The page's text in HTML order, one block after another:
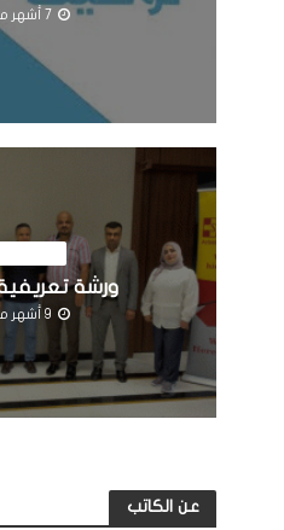
7 أشهر مضى
ورشة
9 أشهر مضى
عن الكاتب